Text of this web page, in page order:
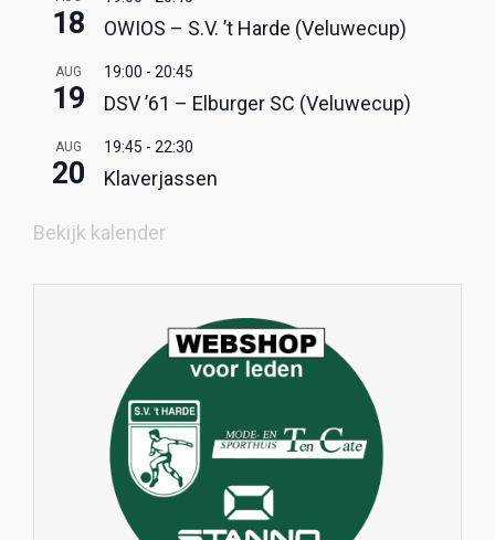
18 OWIOS – S.V. ’t Harde (Veluwecup)
AUG
19
19:00 - 20:45
DSV ’61 – Elburger SC (Veluwecup)
AUG
20
19:45 - 22:30
Klaverjassen
Bekijk kalender